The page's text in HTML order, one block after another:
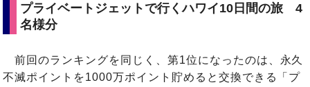
プライベートジェットで行くハワイ10日間の旅 4
名様分
前回のランキングを同じく、第1位になったのは、永久
不滅ポイントを1000万ポイント貯めると交換できる「プ